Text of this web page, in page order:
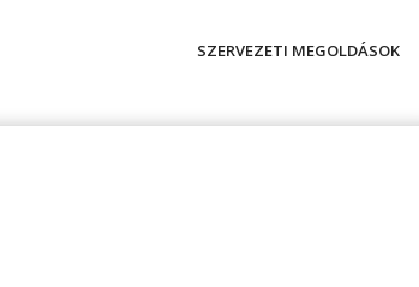
SZERVEZETI MEGOLDÁSOK